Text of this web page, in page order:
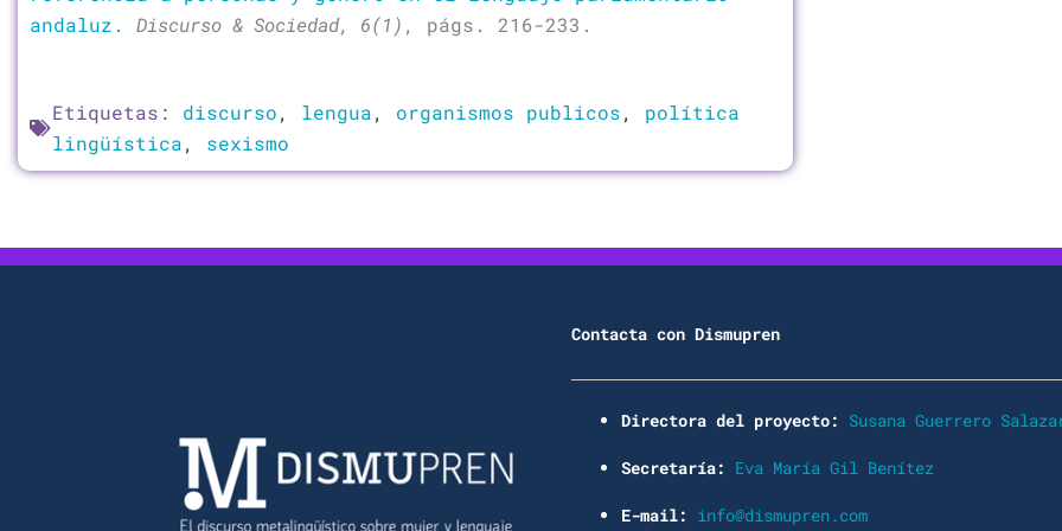
andaluz.
Discurso & Sociedad, 6(1) , págs. 216-233.
Etiquetas: discurso, lengua, organismos publicos, política
lingüística, sexismo
Contacta con Dismupren
Directora del proyecto: Susana Guerrero
Secretaría: Eva María Gil Benítez
E-mail: info@dismupren.com